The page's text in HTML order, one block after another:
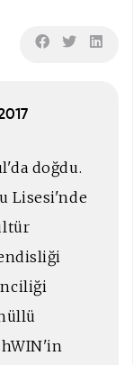
doğdu.
Lisesi'nde